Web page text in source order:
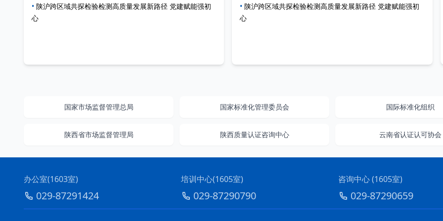
• 陕沪跨区域共探检验检测高质量发展新路径 党建赋能强初
心
• 陕沪跨区域共探检验检测高质量发展新路径 党建赋能强初
心
国家市场监督管理总局 国家标准化管理委员会 国际标准化组织
陕西省市场监督管理局 陕西质量认证咨询中心 云南省认证认可协会
办公室(1603室)
029-87291424
培训中心(1605室)
029-87290790
咨询中心 (1605室)
029-87290659